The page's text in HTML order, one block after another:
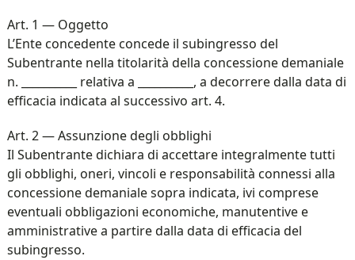
Art. 1 — Oggetto
L’Ente concedente concede il subingresso del
Subentrante nella titolarità della concessione demaniale
n. __________ relativa a __________, a decorrere dalla data di
efficacia indicata al successivo art. 4.
Art. 2 — Assunzione degli obblighi
Il Subentrante dichiara di accettare integralmente tutti
gli obblighi, oneri, vincoli e responsabilità connessi alla
concessione demaniale sopra indicata, ivi comprese
eventuali obbligazioni economiche, manutentive e
amministrative a partire dalla data di efficacia del
subingresso.